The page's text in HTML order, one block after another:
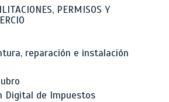
PERMISOS Y
reparación e instalación
Digital de Impuestos